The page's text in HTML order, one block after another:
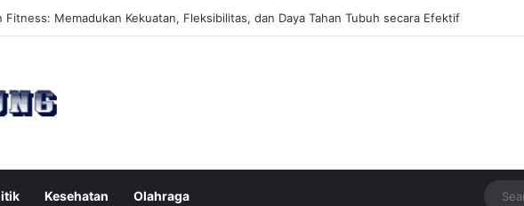
Reformer untuk Meningkatkan Kekuatan Otot Inti Secara Efektif
Kesehatan Olahraga